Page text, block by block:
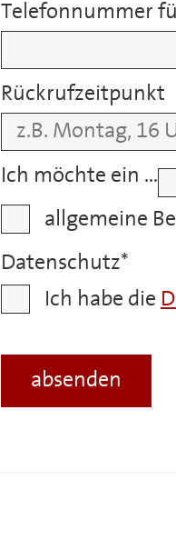
Telefonnummer
Rückrufzeitpunkt
Ich möchte ein …
allgemeine
Datenschutz*
Ich habe die